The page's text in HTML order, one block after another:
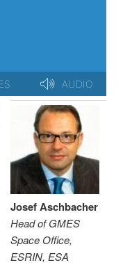
Josef Aschbacher
Head of GMES
Space Office,
ESRIN, ESA